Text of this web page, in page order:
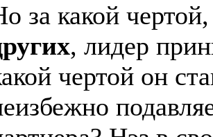
за какой
, лидер
чертой он